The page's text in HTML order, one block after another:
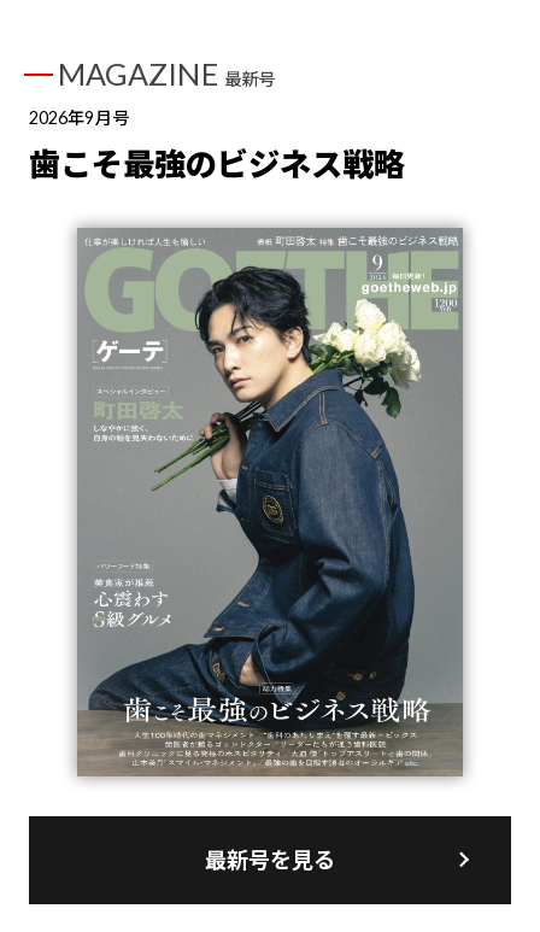
MAGAZINE 最新号
2026年9月号
歯こそ最強のビジネス戦略
最新号を見る